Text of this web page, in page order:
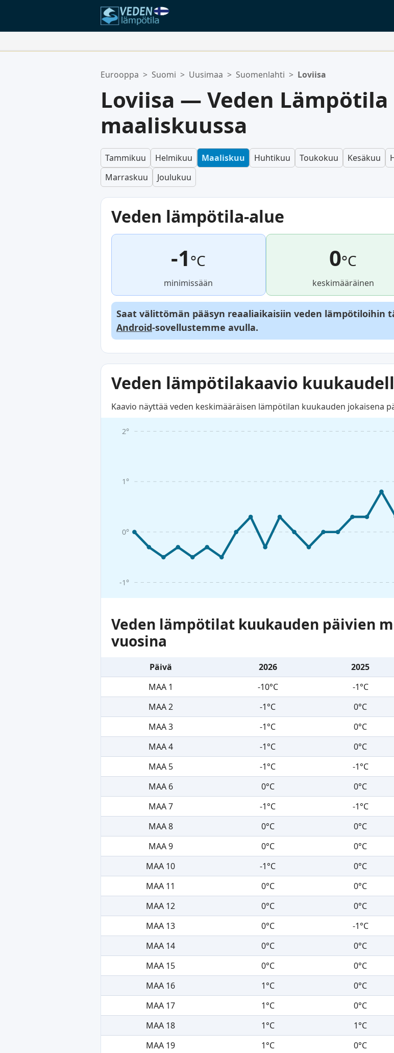
Suosikkilistasi on tyhjä.
Eurooppa > Suomi > Uusimaa > Suomenlahti > Loviisa
Loviisa — Veden Lämpötila
maaliskuussa
Tammikuu Helmikuu Maaliskuu Huhtikuu Toukokuu Kesäkuu
Marraskuu
Joulukuu
Veden lämpötila-alue
-1°C
minimissään
0°C
keskimääräinen
Saat välittömän pääsyn reaaliaikaisiin veden lämpötiloihin
Android-sovellustemme avulla.
Veden lämpötilakaavio
Kaavio näyttää veden keskimääräisen lämpötilan kuukauden jokaisena
-1°
0°
1°
2°
Veden lämpötilat kuukauden päivien
vuosina
Päivä 2026 2025
MAA 1
-10°C -1°C
MAA 2
-1°C 0°C
MAA 3
-1°C 0°C
MAA 4
-1°C 0°C
MAA 5
-1°C -1°C
MAA 6
0°C 0°C
MAA 7
-1°C -1°C
MAA 8
0°C 0°C
MAA 9
0°C 0°C
MAA 10
-1°C 0°C
MAA 11
0°C 0°C
MAA 12
0°C 0°C
MAA 13
0°C -1°C
MAA 14
0°C 0°C
MAA 15
0°C 0°C
MAA 16
1°C 0°C
MAA 17
1°C 0°C
MAA 18
1°C 1°C
MAA 19
1°C 0°C